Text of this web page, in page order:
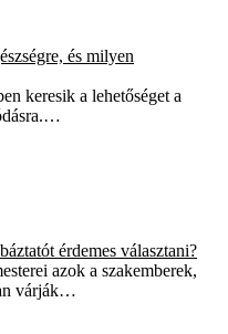
és milyen
keresik a lehetőséget a
érdemes választani?
azok a szakemberek,
várják…